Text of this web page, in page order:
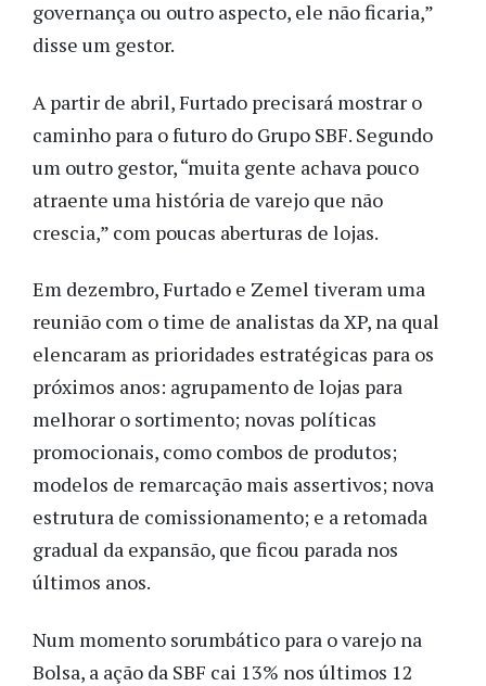
governança ou outro aspecto, ele não ficaria,”
disse um gestor.
A partir de abril, Furtado precisará mostrar o
caminho para o futuro do Grupo SBF. Segundo
um outro gestor, “muita gente achava pouco
atraente uma história de varejo que não
crescia,” com poucas aberturas de lojas.
Em dezembro, Furtado e Zemel tiveram uma
reunião com o time de analistas da XP, na qual
elencaram as prioridades estratégicas para os
próximos anos: agrupamento de lojas para
melhorar o sortimento; novas políticas
promocionais, como combos de produtos;
modelos de remarcação mais assertivos; nova
estrutura de comissionamento; e a retomada
gradual da expansão, que ficou parada nos
últimos anos.
Num momento sorumbático para o varejo na
Bolsa, a ação da SBF cai 13% nos últimos 12